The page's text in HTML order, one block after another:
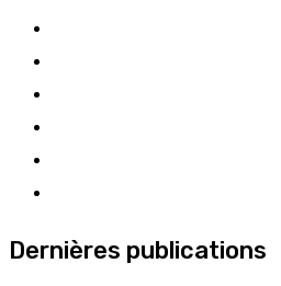
Dernières publications